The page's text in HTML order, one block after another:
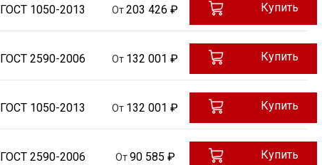
ГОСТ 1050-2013 От 203 426 ₽ Купить
ГОСТ 2590-2006 От 132 001 ₽ Купить
ГОСТ 1050-2013 От 132 001 ₽ Купить
ГОСТ 2590-2006 От90 585 ₽ Купить